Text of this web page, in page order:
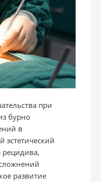
при
бурно
в
эстетический
рецидива,
развитие